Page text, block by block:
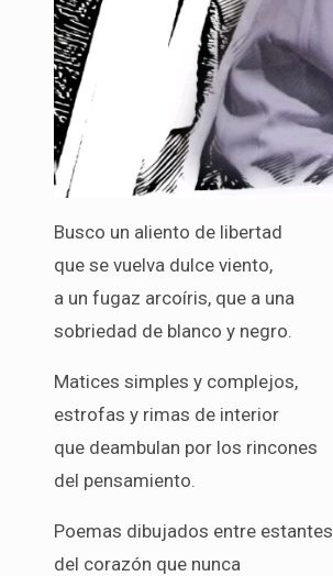
Busco un aliento de libertad
que se vuelva dulce viento,
a un fugaz arcoíris, que a una
sobriedad de blanco y negro.
Matices simples y complejos,
estrofas y rimas de interior
que deambulan por los rincones
del pensamiento.
Poemas dibujados entre estantes
del corazón que nunca